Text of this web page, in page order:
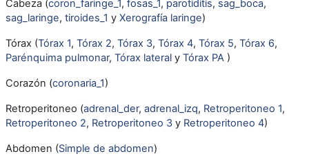
Cabeza (coron_faringe_1, fosas_1, parotiditis, sag_boca,
sag_laringe, tiroides_1 y Xerografía laringe)
Tórax (Tórax 1, Tórax 2, Tórax 3, Tórax 4, Tórax 5, Tórax 6,
Parénquima pulmonar, Tórax lateral y Tórax PA )
Corazón (coronaria_1)
Retroperitoneo (adrenal_der, adrenal_izq, Retroperitoneo 1,
Retroperitoneo 2, Retroperitoneo 3 y Retroperitoneo 4)
Abdomen (Simple de abdomen)